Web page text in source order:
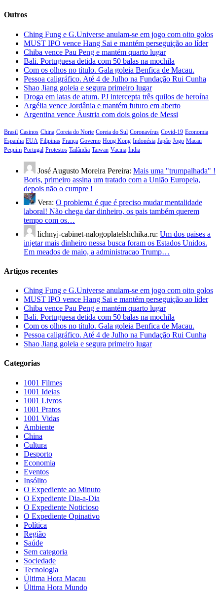
Outros
Ching Fung e G.Universe anulam-se em jogo com oito golos
MUST IPO vence Hang Sai e mantém perseguição ao líder
Chiba vence Pau Peng e mantém quarto lugar
Bali. Portuguesa detida com 50 balas na mochila
Com os olhos no título. Gala goleia Benfica de Macau.
Pessoa caligráfico. Até 4 de Julho na Fundação Rui Cunha
Shao Jiang goleia e segura primeiro lugar
Droga em latas de atum. PJ intercepta três quilos de heroína
Argélia vence Jordânia e mantém futuro em aberto
Argentina vence Áustria com dois golos de Messi
Brasil Casinos China Coreia do Norte Coreia do Sul Coronavírus Covid-19 Economia
Espanha EUA Filipinas França Governo Hong Kong Indonésia Japão Jogo Macau
Pequim Portugal Protestos Tailândia Taiwan Vacina Índia
José Augusto Moreira Pereira: Mais uma "trumpalhada" !
Boris, primeiro assina um tratado com a União Europeia,
depois não o cumpre !
Vera: O problema é que é preciso mudar mentalidade
laboral! Não chega dar dinheiro, os pais também querem
tempo com os…
lichnyj-cabinet-nalogoplatelshchika.ru: Um dos paises a
injetar mais dinheiro nessa busca foram os Estados Unidos.
Em meados de maio, a administracao Trump…
Artigos recentes
Ching Fung e G.Universe anulam-se em jogo com oito golos
MUST IPO vence Hang Sai e mantém perseguição ao líder
Chiba vence Pau Peng e mantém quarto lugar
Bali. Portuguesa detida com 50 balas na mochila
Com os olhos no título. Gala goleia Benfica de Macau.
Pessoa caligráfico. Até 4 de Julho na Fundação Rui Cunha
Shao Jiang goleia e segura primeiro lugar
Categorias
1001 Filmes
1001 Ideias
1001 Livros
1001 Pratos
1001 Vidas
Ambiente
China
Cultura
Desporto
Economia
Eventos
Insólito
O Expediente ao Minuto
O Expediente Dia-a-Dia
O Expediente Noticioso
O Expediente Opinativo
Política
Região
Saúde
Sem categoria
Sociedade
Tecnologia
Última Hora Macau
Última Hora Mundo